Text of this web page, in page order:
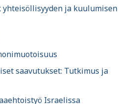
ja kuulumisen
saavutukset: Tutkimus ja
Israelissa